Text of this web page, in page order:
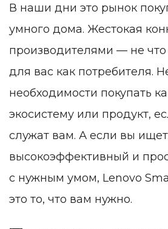
В наши дни это рынок
умного дома. Жестокая
производителями — не что
для вас как потребителя.
необходимости покупать
экосистему или продукт,
служат вам. А если вы
высокоэффективный и
с нужным умом, Lenovo
это то, что вам нужно.